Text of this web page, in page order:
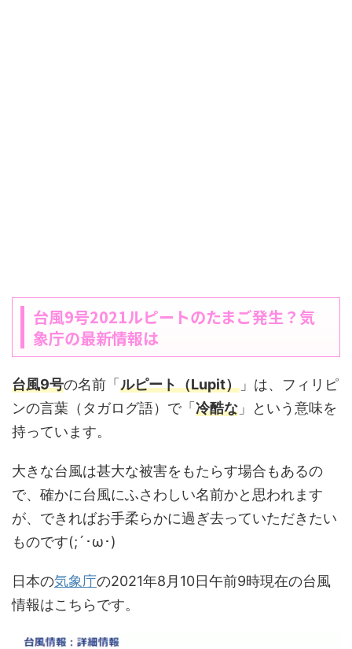
台風9号2021ルピートのたまご発生？気
象庁の最新情報は
台風9号の名前「 ルピート（Lupit） 」は、フィリピ
ンの言葉（タガログ語）で「 冷酷な 」という意味を
持っています。
大きな台風は甚大な被害をもたらす場合もあるの
で、確かに台風にふさわしい名前かと思われます
が、できればお手柔らかに過ぎ去っていただきたい
ものです(;´･ω･)
日本の気象庁の2021年8月10日午前9時現在の台風
情報はこちらです。